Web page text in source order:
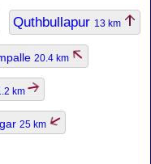
Quthbullapur 13 km
20.4 km
km
25 km